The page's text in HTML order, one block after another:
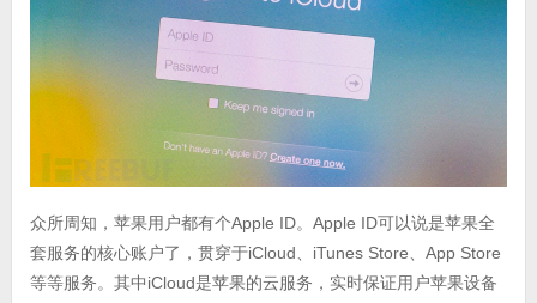
众所周知，苹果用户都有个Apple ID。Apple ID可以说是苹果全
套服务的核心账户了，贯穿于iCloud、iTunes Store、App Store
等等服务。其中iCloud是苹果的云服务，实时保证用户苹果设备